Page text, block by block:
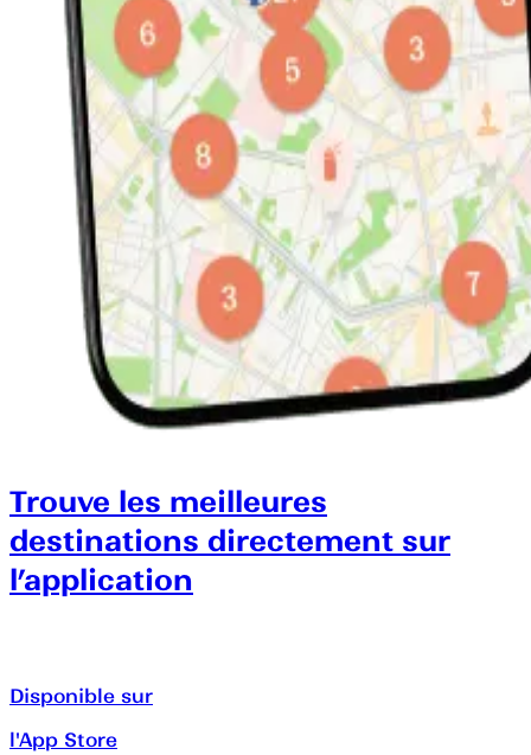
Trouve les meilleures
destinations directement sur
l’application
Disponible sur
l'App Store